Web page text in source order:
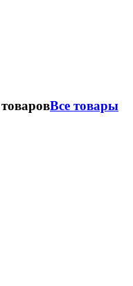
Все товары